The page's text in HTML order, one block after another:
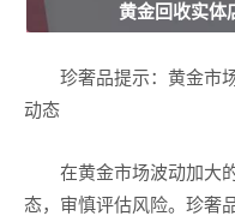
黄金回收实体
珍奢品提示：黄金市
动态
在黄金市场波动加大
态，审慎评估风险。珍奢